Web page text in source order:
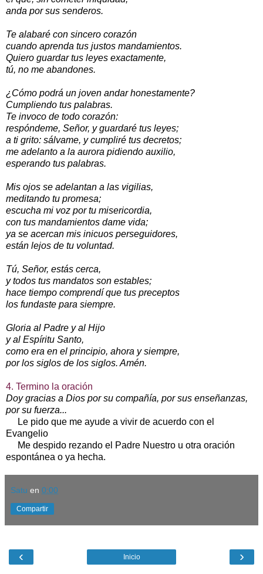
anda por sus senderos.
Te alabaré con sincero corazón
cuando aprenda tus justos mandamientos.
Quiero guardar tus leyes exactamente,
tú, no me abandones.
¿Cómo podrá un joven andar honestamente?
Cumpliendo tus palabras.
Te invoco de todo corazón:
respóndeme, Señor, y guardaré tus leyes;
a ti grito: sálvame, y cumpliré tus decretos;
me adelanto a la aurora pidiendo auxilio,
esperando tus palabras.
Mis ojos se adelantan a las vigilias,
meditando tu promesa;
escucha mi voz por tu misericordia,
con tus mandamientos dame vida;
ya se acercan mis inicuos perseguidores,
están lejos de tu voluntad.
Tú, Señor, estás cerca,
y todos tus mandatos son estables;
hace tiempo comprendí que tus preceptos
los fundaste para siempre.
Gloria al Padre y al Hijo
y al Espíritu Santo,
como era en el principio, ahora y siempre,
por los siglos de los siglos. Amén.
4. Termino la oración
Doy gracias a Dios por su compañía, por sus enseñanzas,
por su fuerza...
Le pido que me ayude a vivir de acuerdo con el
Evangelio
Me despido rezando el Padre Nuestro u otra oración
espontánea o ya hecha.
Satu en 0:00
Compartir
‹ ›
Inicio